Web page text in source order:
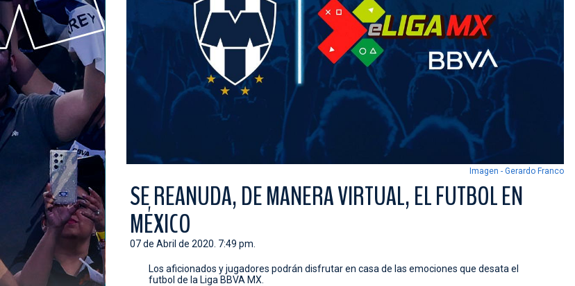
Imagen - Gerardo Franco
SE REANUDA, DE MANERA VIRTUAL, EL FUTBOL EN
MÉXICO
07 de Abril de 2020. 7:49 pm.
Los aficionados y jugadores podrán disfrutar en casa de las emociones que desata el
futbol de la Liga BBVA MX.